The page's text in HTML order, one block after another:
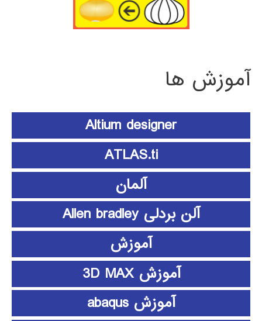
آموزش ها
Altium designer
ATLAS.ti
آلمان
آلن بردلی Allen bradley
آموزش
آموزش 3D MAX
آموزش abaqus